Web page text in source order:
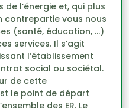
l’énergie et, qui plus
contrepartie vous nous
(santé, éducation, …)
services. Il s’agit
l’établissement
social ou sociétal.
de cette
le point de départ
des ER. Le